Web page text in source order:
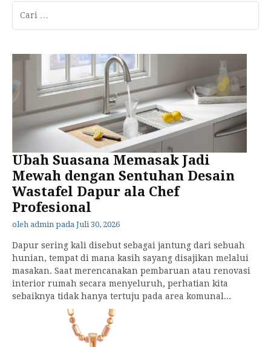
untuk:
Ubah Suasana Memasak Jadi
Mewah dengan Sentuhan Desain
Wastafel Dapur ala Chef
Profesional
oleh admin pada Juli 30, 2026
Dapur sering kali disebut sebagai jantung dari sebuah
hunian, tempat di mana kasih sayang disajikan melalui
masakan. Saat merencanakan pembaruan atau renovasi
interior rumah secara menyeluruh, perhatian kita
sebaiknya tidak hanya tertuju pada area komunal...